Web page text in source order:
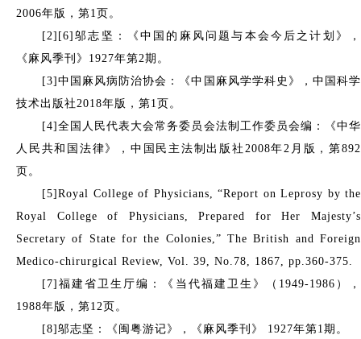
2006年版，第1页。
[2][6]邬志坚：《中国的麻风问题与本会今后之计划》，
《麻风季刊》1927年第2期。
[3]中国麻风病防治协会：《中国麻风学学科史》，中国科学
技术出版社2018年版，第1页。
[4]全国人民代表大会常务委员会法制工作委员会编：《中华
人民共和国法律》，中国民主法制出版社2008年2月版，第892
页。
[5]Royal College of Physicians, “Report on Leprosy by the
Royal College of Physicians, Prepared for Her Majesty’s
Secretary of State for the Colonies,” The British and Foreign
Medico-chirurgical Review, Vol. 39, No.78, 1867, pp.360-375.
[7]福建省卫生厅编：《当代福建卫生》（1949-1986），
1988年版，第12页。
[8]邬志坚：《闽粤游记》，《麻风季刊》 1927年第1期。